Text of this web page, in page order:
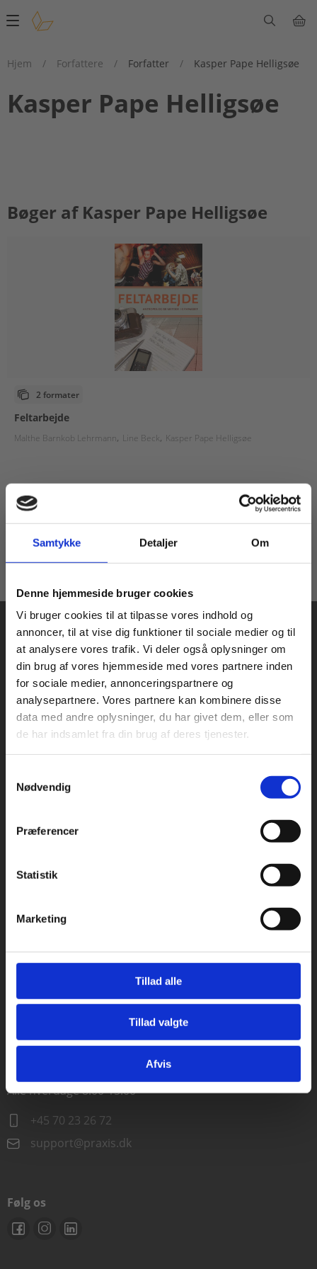
Samtykke Detaljer Om
Denne hjemmeside bruger cookies
Vi bruger cookies til at tilpasse vores indhold og
annoncer, til at vise dig funktioner til sociale medier og til
at analysere vores trafik. Vi deler også oplysninger om
din brug af vores hjemmeside med vores partnere inden
for sociale medier, annonceringspartnere og
analysepartnere. Vores partnere kan kombinere disse
data med andre oplysninger, du har givet dem, eller som
de har indsamlet fra din brug af deres tjenester.
Nødvendig
Præferencer
Statistik
Marketing
Tillad alle
Tillad valgte
Afvis
Main
Hjem
/ Forfattere / Forfatter / Kasper Pape Helligsøe
Kasper Pape Helligsøe
Bøger af Kasper Pape Helligsøe
2 formater
Feltarbejde
Malthe Barnkob Lehrmann Line Beck Kasper Pape Helligsøe
Fra
99,00 KR.
Praxis Forlag A/S
CVR 41280921
København
1120 København K
Kochsgade 31D
Rødekro
Kontakt kundeservice
+45 70 23 85 87
Kontakt teknisk support
Alle hverdage 8.00-15.00
+45 70 23 26 72
support@praxis.dk
Følg os
Køb læremidler og find masterclasses mm.
Fortsæt som:
For privatkunder og
studerende. Du får
vist priser inkl.
For institutioner og
virksomheder. Du
får vist priser ekskl.
Gå til praxisOnline